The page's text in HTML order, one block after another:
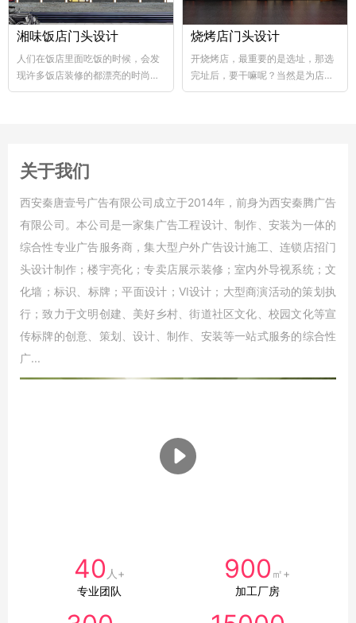
湘味饭店门头设计
人们在饭店里面吃饭的时候，会发
现许多饭店装修的都漂亮的时尚，
好的饭店装修，也能够...
烧烤店门头设计
开烧烤店，最重要的是选址，那选
完址后，要干嘛呢？当然是为店铺
装修了，要知道烧烤店的装修...
关于我们
西安秦唐壹号广告有限公司成立于2014年，前身为西安秦腾广告
有限公司。本公司是一家集广告工程设计、制作、安装为一体的
综合性专业广告服务商，集大型户外广告设计施工、连锁店招门
头设计制作；楼宇亮化；专卖店展示装修；室内外导视系统；文
化墙；标识、标牌；平面设计；VI设计；大型商演活动的策划执
行；致力于文明创建、美好乡村、街道社区文化、校园文化等宣
传标牌的创意、策划、设计、制作、安装等一站式服务的综合性
广...
40 人+
专业团队
900 ㎡+
加工厂房